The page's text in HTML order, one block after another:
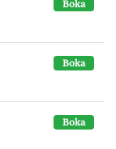
Boka
Boka
Boka